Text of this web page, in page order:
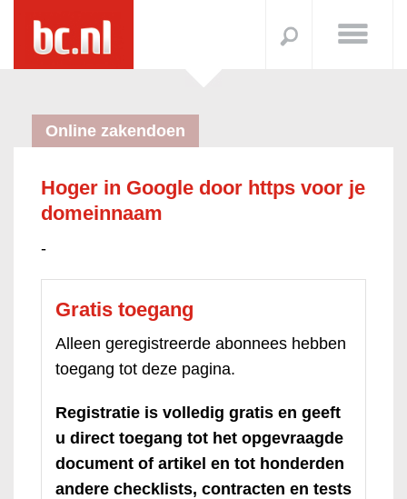
Online zakendoen
Hoger in Google door https voor je
domeinnaam
-
Gratis toegang
Alleen geregistreerde abonnees hebben
toegang tot deze pagina.
Registratie is volledig gratis en geeft
u direct toegang tot het opgevraagde
document of artikel en tot honderden
andere checklists, contracten en tests